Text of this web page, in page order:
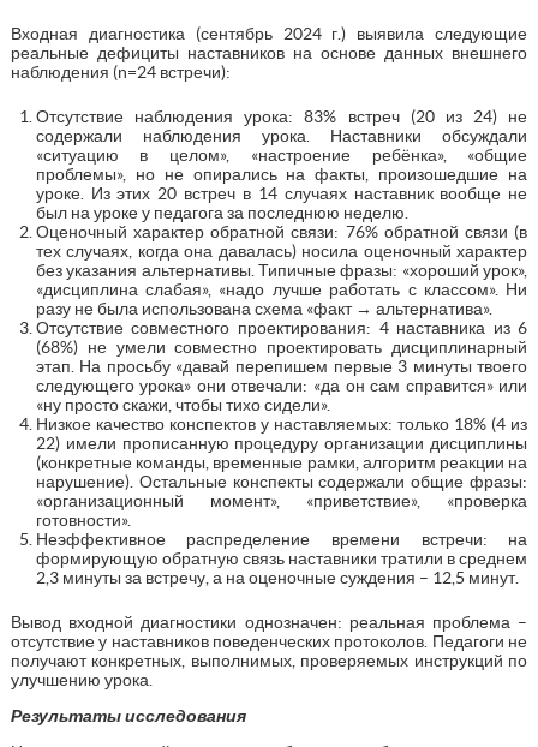
Входная диагностика (сентябрь 2024 г.) выявила следующие
реальные дефициты наставников на основе данных внешнего
наблюдения (n=24 встречи):
Отсутствие наблюдения урока: 83% встреч (20 из 24) не
содержали наблюдения урока. Наставники обсуждали
«ситуацию в целом», «настроение ребёнка», «общие
проблемы», но не опирались на факты, произошедшие на
уроке. Из этих 20 встреч в 14 случаях наставник вообще не
был на уроке у педагога за последнюю неделю.
Оценочный характер обратной связи: 76% обратной связи (в
тех случаях, когда она давалась) носила оценочный характер
без указания альтернативы. Типичные фразы: «хороший урок»,
«дисциплина слабая», «надо лучше работать с классом». Ни
разу не была использована схема «факт → альтернатива».
Отсутствие совместного проектирования: 4 наставника из 6
(68%) не умели совместно проектировать дисциплинарный
этап. На просьбу «давай перепишем первые 3 минуты твоего
следующего урока» они отвечали: «да он сам справится» или
«ну просто скажи, чтобы тихо сидели».
Низкое качество конспектов у наставляемых: только 18% (4 из
22) имели прописанную процедуру организации дисциплины
(конкретные команды, временные рамки, алгоритм реакции на
нарушение). Остальные конспекты содержали общие фразы:
«организационный момент», «приветствие», «проверка
готовности».
Неэффективное распределение времени встречи: на
формирующую обратную связь наставники тратили в среднем
2,3 минуты за встречу, а на оценочные суждения – 12,5 минут.
Вывод входной диагностики однозначен: реальная проблема –
отсутствие у наставников поведенческих протоколов. Педагоги не
получают конкретных, выполнимых, проверяемых инструкций по
улучшению урока.
Результаты исследования